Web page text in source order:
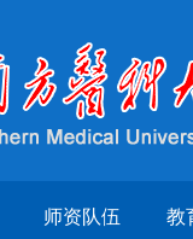
师资队伍 教